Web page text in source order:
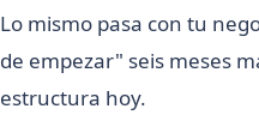
Lo mismo pasa con tu
de empezar" seis meses
estructura hoy.